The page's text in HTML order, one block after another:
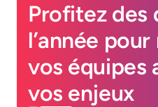
Profitez des
l’année
vos équipes
vos enjeux